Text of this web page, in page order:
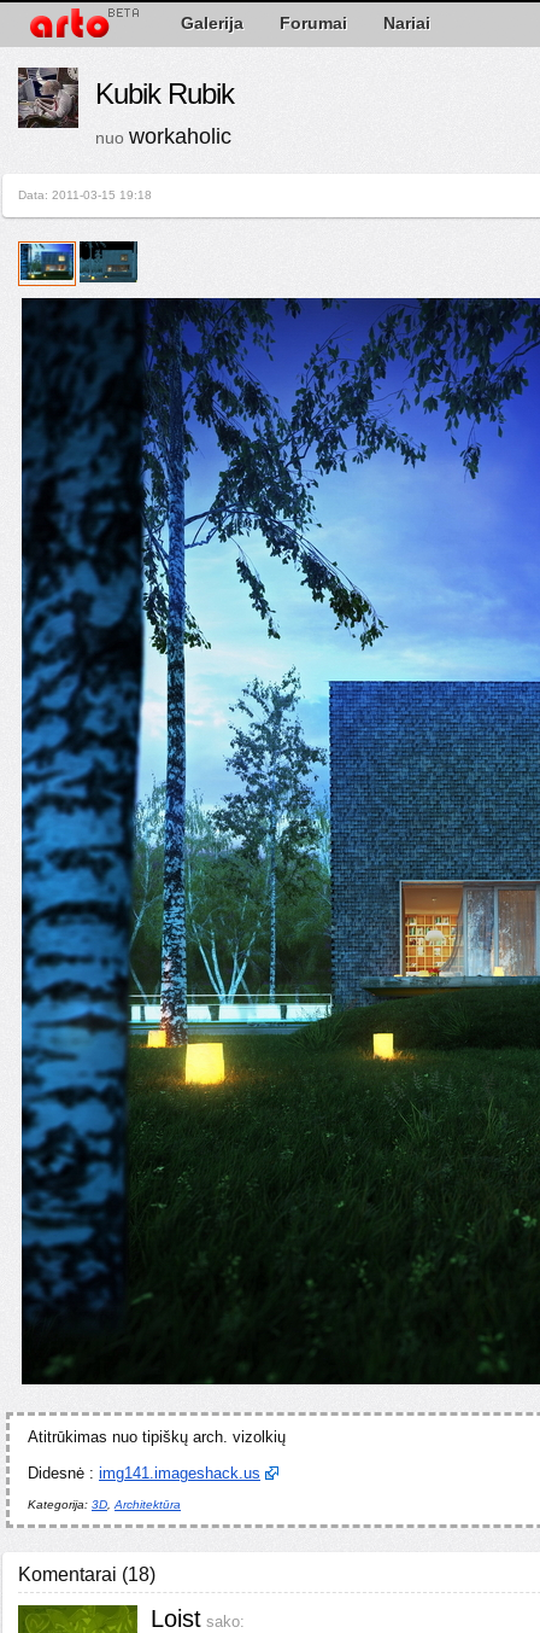
Galerija Forumai Nariai
Kubik Rubik
nuo workaholic
Data: 2011-03-15 19:18
Atitrūkimas nuo tipiškų arch. vizolkių
Didesnė : img141.imageshack.us
Kategorija: 3D Architektūra
Komentarai (18)
Loist sako: